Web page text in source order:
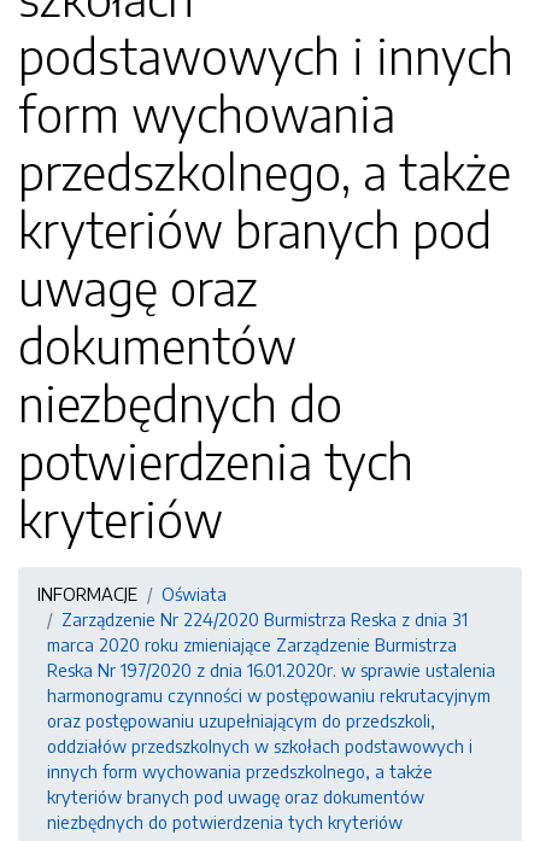
podstawowych i innych
form wychowania
przedszkolnego, a także
kryteriów branych pod
uwagę oraz
dokumentów
niezbędnych do
potwierdzenia tych
kryteriów
INFORMACJE
Oświata
Zarządzenie Nr 224/2020 Burmistrza Reska z dnia 31
marca 2020 roku zmieniające Zarządzenie Burmistrza
Reska Nr 197/2020 z dnia 16.01.2020r. w sprawie ustalenia
harmonogramu czynności w postępowaniu rekrutacyjnym
oraz postępowaniu uzupełniającym do przedszkoli,
oddziałów przedszkolnych w szkołach podstawowych i
innych form wychowania przedszkolnego, a także
kryteriów branych pod uwagę oraz dokumentów
niezbędnych do potwierdzenia tych kryteriów